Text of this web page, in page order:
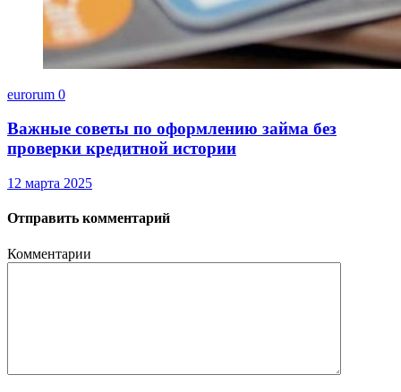
eurorum 0
Важные советы по оформлению займа без
проверки кредитной истории
12 марта 2025
Отправить комментарий
Комментарии